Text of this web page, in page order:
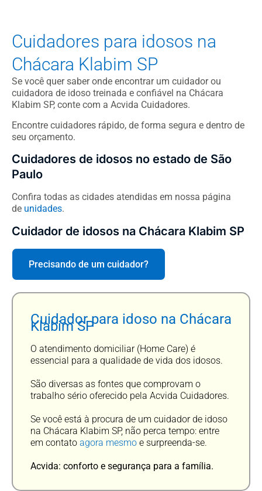
Cuidadores para idosos na
Chácara Klabim SP
Se você quer saber onde encontrar um cuidador ou
cuidadora de idoso treinada e confiável na Chácara
Klabim SP, conte com a Acvida Cuidadores.
Encontre cuidadores rápido, de forma segura e dentro de
seu orçamento.
Cuidadores de idosos no estado de São
Paulo
Confira todas as cidades atendidas em nossa página
de unidades.
Cuidador de idosos na Chácara Klabim SP
Precisando de um cuidador?
Cuidador para idoso na Chácara
Klabim SP
O atendimento domiciliar (Home Care) é
essencial para a qualidade de vida dos idosos.
São diversas as fontes que comprovam o
trabalho sério oferecido pela Acvida Cuidadores.
Se você está à procura de um cuidador de idoso
na Chácara Klabim SP, não perca tempo: entre
em contato agora mesmo e surpreenda-se.
Acvida: conforto e segurança para a família.